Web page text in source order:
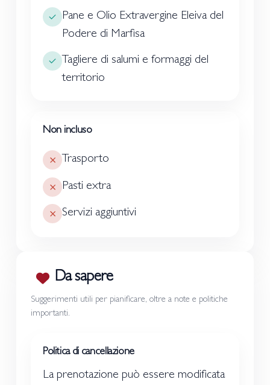
Pane e Olio Extravergine Eleiva del
Podere di Marfisa
Tagliere di salumi e formaggi del
territorio
Non incluso
Trasporto
Pasti extra
Servizi aggiuntivi
Da sapere
Suggerimenti utili per pianificare, oltre a note e politiche
importanti.
Politica di cancellazione
La prenotazione può essere modificata